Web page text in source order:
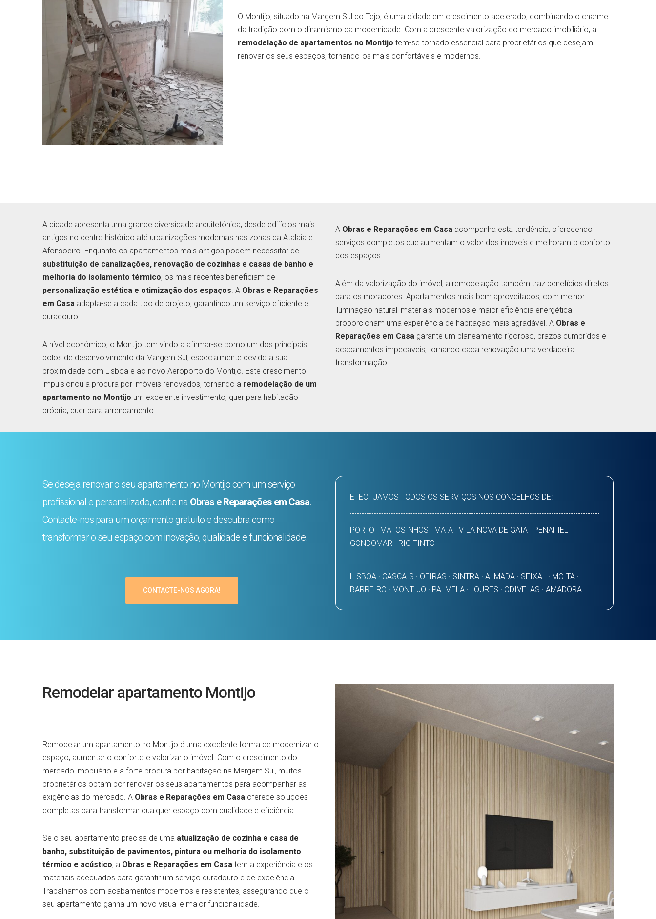
O Montijo, situado na Margem Sul do Tejo, é uma cidade em crescimento acelerado, combinando o charme
da tradição com o dinamismo da modernidade. Com a crescente valorização do mercado imobiliário, a
remodelação de apartamentos no Montijo tem-se tornado essencial para proprietários que desejam
renovar os seus espaços, tornando-os mais confortáveis e modernos.
A cidade apresenta uma grande diversidade arquitetónica, desde edifícios mais
antigos no centro histórico até urbanizações modernas nas zonas da Atalaia e
Afonsoeiro. Enquanto os apartamentos mais antigos podem necessitar de
substituição de canalizações, renovação de cozinhas e casas de banho e
melhoria do isolamento térmico, os mais recentes beneficiam de
personalização estética e otimização dos espaços. A Obras e Reparações
em Casa adapta-se a cada tipo de projeto, garantindo um serviço eficiente e
duradouro.
A nível económico, o Montijo tem vindo a afirmar-se como um dos principais
polos de desenvolvimento da Margem Sul, especialmente devido à sua
proximidade com Lisboa e ao novo Aeroporto do Montijo. Este crescimento
impulsionou a procura por imóveis renovados, tornando a remodelação de um
apartamento no Montijo um excelente investimento, quer para habitação
própria, quer para arrendamento.
A Obras e Reparações em Casa acompanha esta tendência, oferecendo
serviços completos que aumentam o valor dos imóveis e melhoram o conforto
dos espaços.
Além da valorização do imóvel, a remodelação também traz benefícios diretos
para os moradores. Apartamentos mais bem aproveitados, com melhor
iluminação natural, materiais modernos e maior eficiência energética,
proporcionam uma experiência de habitação mais agradável. A Obras e
Reparações em Casa garante um planeamento rigoroso, prazos cumpridos e
acabamentos impecáveis, tornando cada renovação uma verdadeira
transformação.
Se deseja renovar o seu apartamento no Montijo com um serviço
profissional e personalizado, confie na Obras e Reparações em Casa.
Contacte-nos para um orçamento gratuito e descubra como
transformar o seu espaço com inovação, qualidade e funcionalidade.
CONTACTE-NOS AGORA!
EFECTUAMOS TODOS OS SERVIÇOS NOS CONCELHOS DE:
PORTO · MATOSINHOS · MAIA · VILA NOVA DE GAIA · PENAFIEL ·
GONDOMAR · RIO TINTO
LISBOA · CASCAIS · OEIRAS · SINTRA · ALMADA · SEIXAL · MOITA ·
BARREIRO · MONTIJO · PALMELA · LOURES · ODIVELAS · AMADORA
Remodelar apartamento Montijo
Remodelar um apartamento no Montijo é uma excelente forma de modernizar o
espaço, aumentar o conforto e valorizar o imóvel. Com o crescimento do
mercado imobiliário e a forte procura por habitação na Margem Sul, muitos
proprietários optam por renovar os seus apartamentos para acompanhar as
exigências do mercado. A Obras e Reparações em Casa oferece soluções
completas para transformar qualquer espaço com qualidade e eficiência.
Se o seu apartamento precisa de uma atualização de cozinha e casa de
banho, substituição de pavimentos, pintura ou melhoria do isolamento
térmico e acústico, a Obras e Reparações em Casa tem a experiência e os
materiais adequados para garantir um serviço duradouro e de excelência.
Trabalhamos com acabamentos modernos e resistentes, assegurando que o
seu apartamento ganha um novo visual e maior funcionalidade.